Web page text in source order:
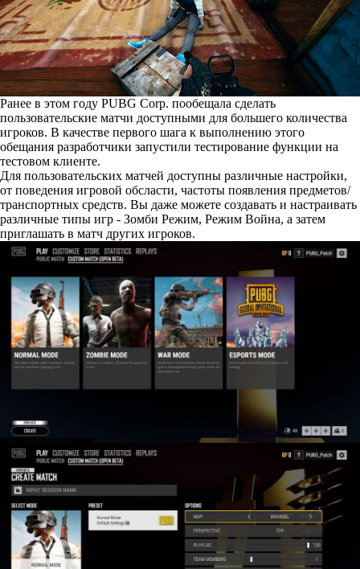
Ранее в этом году PUBG Corp. пообещала сделать
пользовательские матчи доступными для большего количества
игроков. В качестве первого шага к выполнению этого
обещания разработчики запустили тестирование функции на
тестовом клиенте.
Для пользовательских матчей доступны различные настройки,
от поведения игровой обсласти, частоты появления предметов/
транспортных средств. Вы даже можете создавать и настраивать
различные типы игр - Зомби Режим, Режим Война, а затем
приглашать в матч других игроков.